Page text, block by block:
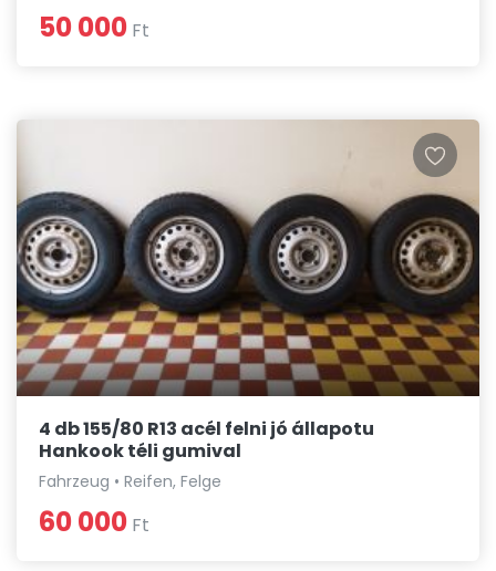
50 000 Ft
4 db 155/80 R13 acél felni jó állapotu
Hankook téli gumival
Fahrzeug • Reifen, Felge
60 000 Ft